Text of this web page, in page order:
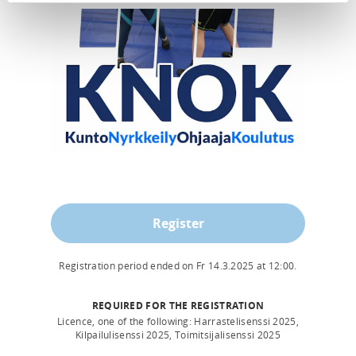
Register
Registration period ended on Fr 14.3.2025 at 12:00.
REQUIRED FOR THE REGISTRATION
Licence, one of the following: Harrastelisenssi 2025,
Kilpailulisenssi 2025, Toimitsijalisenssi 2025